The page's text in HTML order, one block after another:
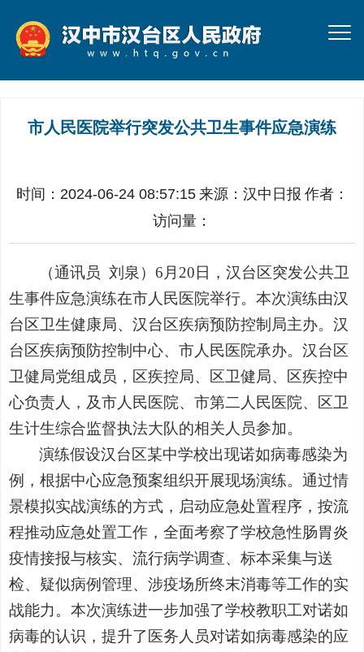
市人民医院举行突发公共卫生事件应急演练
时间：2024-06-24 08:57:15 来源： 汉中日报 作者：
访问量：
（通讯员刘泉 ）6月20日，汉台区突发公共卫
生事件应急演练在市人民医院举行。本次演练由汉
台区卫生健康局、汉台区疾病预防控制局主办。汉
台区疾病预防控制中心、市人民医院承办。汉台区
卫健局党组成员，区疾控局、区卫健局、区疾控中
心负责人，及市人民医院、市第二人民医院、区卫
生计生综合监督执法大队的相关人员参加。
演练假设汉台区某中学校出现诺如病毒感染为
例，根据中心应急预案组织开展现场演练。通过情
景模拟实战演练的方式，启动应急处置程序，按流
程推动应急处置工作，全面考察了学校急性肠胃炎
疫情接报与核实、流行病学调查、标本采集与送
检、疑似病例管理、涉疫场所终末消毒等工作的实
战能力。本次演练进一步加强了学校教职工对诺如
病毒的认识，提升了医务人员对诺如病毒感染的应